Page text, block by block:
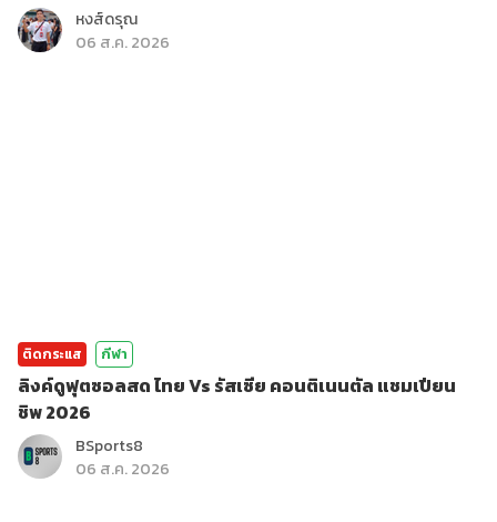
หงส์ดรุณ
06 ส.ค. 2026
ติดกระแส กีฬา
ลิงค์ดูฟุตซอลสด ไทย Vs รัสเซีย คอนติเนนตัล แชมเปียน
ชิพ 2026
BSports8
06 ส.ค. 2026